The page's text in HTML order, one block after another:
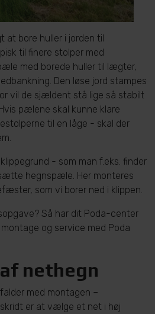
bore huller i jorden til
til finere stolper med
med borede huller til lægter,
Den løse jord stampes
vil de sjældent stå lige så stabilt
pælene skal kunne klare
til en låge - skal der
- som man f.eks. finder
hegnspæle. Her monteres
som vi borer ned i klippen.
Så har dit Poda-center
og service med Poda
nethegn
med montagen –
er at vælge et net i høj